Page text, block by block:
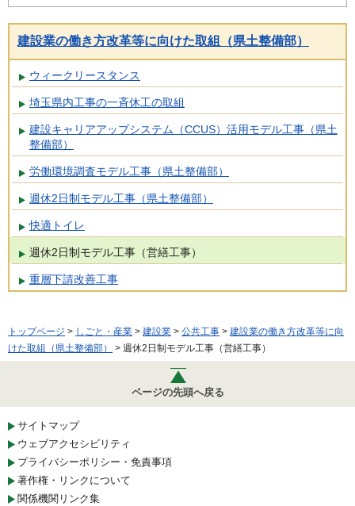
建設業の働き方改革等に向けた取組（県土整備部）
ウィークリースタンス
埼玉県内工事の一斉休工の取組
建設キャリアアップシステム（CCUS）活用モデル工事（県土
整備部）
労働環境調査モデル工事（県土整備部）
週休2日制モデル工事（県土整備部）
快適トイレ
週休2日制モデル工事（営繕工事）
重層下請改善工事
トップページ > しごと・産業 > 建設業 > 公共工事 > 建設業の働き方改革等に向
けた取組（県土整備部）
> 週休2日制モデル工事（営繕工事）
ページの先頭へ戻る
サイトマップ
ウェブアクセシビリティ
プライバシーポリシー・免責事項
著作権・リンクについて
関係機関リンク集